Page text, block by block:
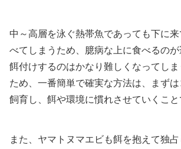
中～高層を泳ぐ熱帯魚であっても下に
べてしまうため、臆病な上に食べるの
餌付けするのはかなり難しくなってし
ため、一番簡単で確実な方法は、まず
飼育し、餌や環境に慣れさせていくこと
また、ヤマトヌマエビも餌を抱えて独占